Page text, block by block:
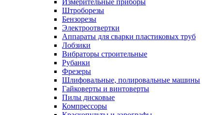
Измерительные приборы
Штроборезы
Бензорезы
Электроотвертки
Аппараты для сварки пластиковых труб
Лобзики
Вибраторы строительные
Рубанки
Фрезеры
Шлифовальные, полировальные машины
Гайковерты и винтоверты
Пилы дисковые
Компрессоры